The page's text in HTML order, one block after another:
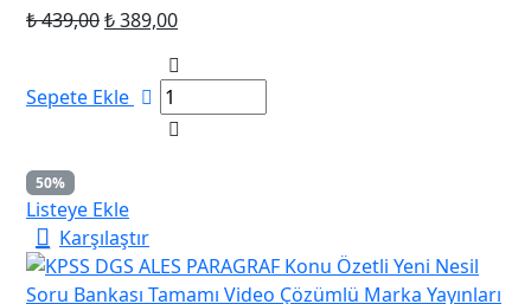
₺439,00Orijinal
₺ 439,00.
₺389,00Şu
fiyat:
Sepete Ekle
50%
Listeye Ekle
Karşılaştır